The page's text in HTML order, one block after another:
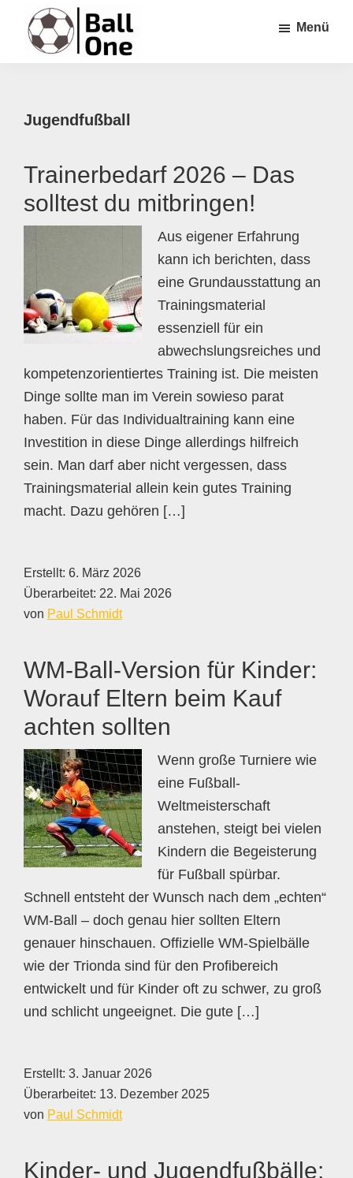
Inhalt
springen
Seitenspalte
springen
Fußzeile
springen
Menü
Jugendfußball
Trainerbedarf 2026 – Das
solltest du mitbringen!
Aus eigener Erfahrung
kann ich berichten, dass
eine Grundausstattung an
Trainingsmaterial
essenziell für ein
abwechslungsreiches und
kompetenzorientiertes Training ist. Die meisten
Dinge sollte man im Verein sowieso parat
haben. Für das Individualtraining kann eine
Investition in diese Dinge allerdings hilfreich
sein. Man darf aber nicht vergessen, dass
Trainingsmaterial allein kein gutes Training
macht. Dazu gehören […]
Erstellt: 6. März 2026
Überarbeitet: 22. Mai 2026
von Paul Schmidt
WM-Ball-Version für Kinder:
Worauf Eltern beim Kauf
achten sollten
Wenn große Turniere wie
eine Fußball-
Weltmeisterschaft
anstehen, steigt bei vielen
Kindern die Begeisterung
für Fußball spürbar.
Schnell entsteht der Wunsch nach dem „echten“
WM-Ball – doch genau hier sollten Eltern
genauer hinschauen. Offizielle WM-Spielbälle
wie der Trionda sind für den Profibereich
entwickelt und für Kinder oft zu schwer, zu groß
und schlicht ungeeignet. Die gute […]
Erstellt: 3. Januar 2026
Überarbeitet: 13. Dezember 2025
von Paul Schmidt
Kinder- und Jugendfußbälle: